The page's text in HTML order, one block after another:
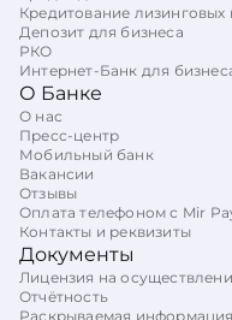
Кредитование лизинговых
Депозит для бизнеса
РКО
Интернет-Банк для
О Банке
О нас
Пресс-центр
Мобильный банк
Вакансии
Отзывы
Оплата телефоном с Mir
Контакты и реквизиты
Документы
Лицензия на
Отчётность
Раскрываемая информация